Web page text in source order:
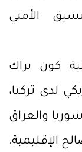
الأمني
كون براك
لدى تركيا،
والعراق
الإقليمية.